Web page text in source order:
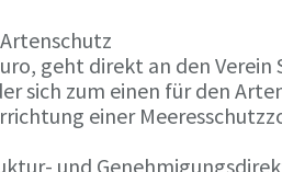
geht direkt an den Verein
sich zum einen für den
einer
und